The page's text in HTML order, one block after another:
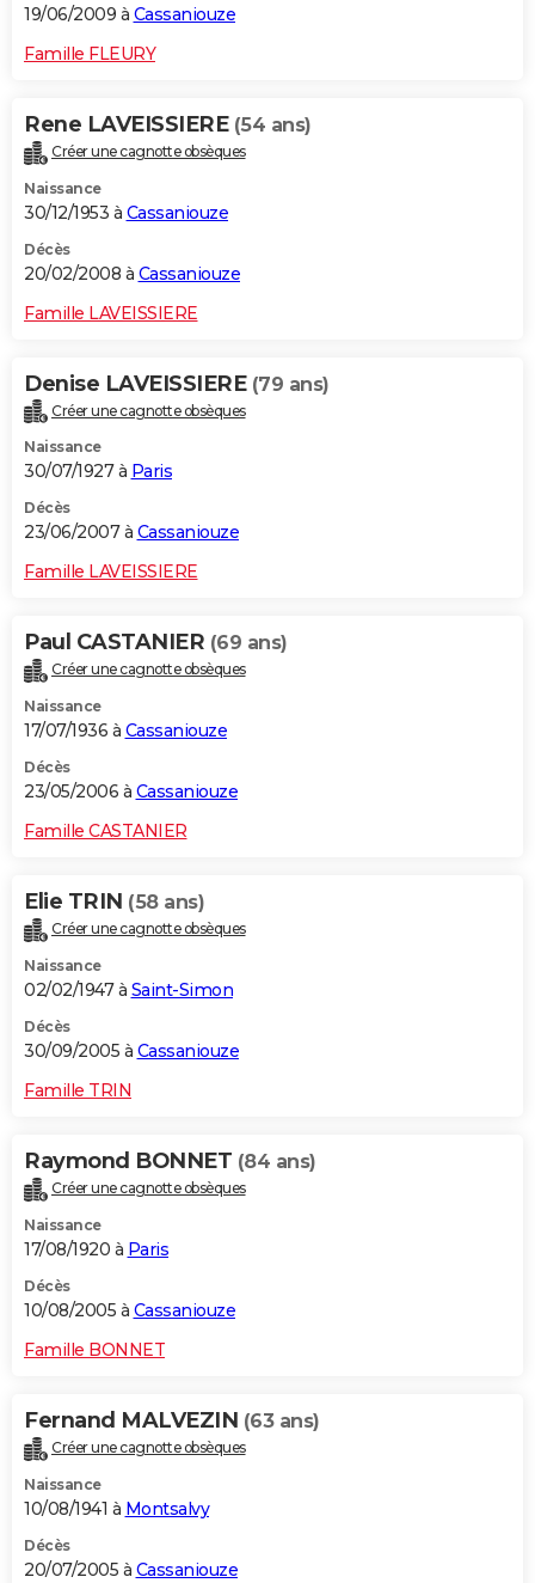
19/06/2009 à Cassaniouze
Famille FLEURY
Rene LAVEISSIERE (54 ans)
Créer une cagnotte obsèques
Naissance
30/12/1953 à Cassaniouze
Décès
20/02/2008 à Cassaniouze
Famille LAVEISSIERE
Denise LAVEISSIERE (79 ans)
Créer une cagnotte obsèques
Naissance
30/07/1927 à Paris
Décès
23/06/2007 à Cassaniouze
Famille LAVEISSIERE
Paul CASTANIER (69 ans)
Créer une cagnotte obsèques
Naissance
17/07/1936 à Cassaniouze
Décès
23/05/2006 à Cassaniouze
Famille CASTANIER
Elie TRIN (58 ans)
Créer une cagnotte obsèques
Naissance
02/02/1947 à Saint-Simon
Décès
30/09/2005 à Cassaniouze
Famille TRIN
Raymond BONNET (84 ans)
Créer une cagnotte obsèques
Naissance
17/08/1920 à Paris
Décès
10/08/2005 à Cassaniouze
Famille BONNET
Fernand MALVEZIN (63 ans)
Créer une cagnotte obsèques
Naissance
10/08/1941 à Montsalvy
Décès
20/07/2005 à Cassaniouze